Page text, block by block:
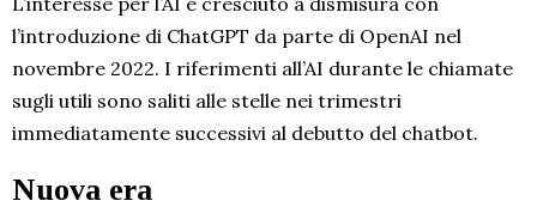
l’introduzione di ChatGPT da parte di OpenAI nel
novembre 2022. I riferimenti all’AI durante le chiamate
sugli utili sono saliti alle stelle nei trimestri
immediatamente successivi al debutto del chatbot.
Nuova era